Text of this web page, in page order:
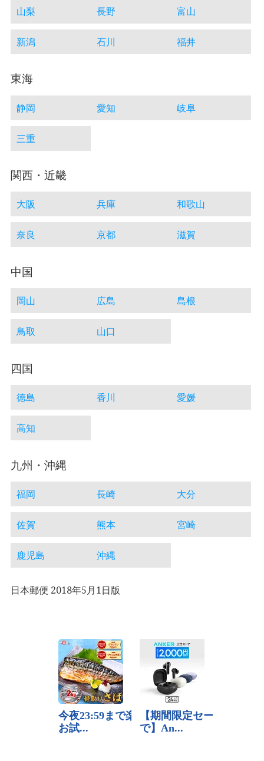
山梨 長野 富山
新潟 石川 福井
東海
静岡 愛知 岐阜
三重
関西・近畿
大阪 兵庫 和歌山
奈良 京都 滋賀
中国
岡山 広島 島根
鳥取 山口
四国
徳島 香川 愛媛
高知
九州・沖縄
福岡 長崎 大分
佐賀 熊本 宮崎
鹿児島 沖縄
日本郵便 2018年5月1日版